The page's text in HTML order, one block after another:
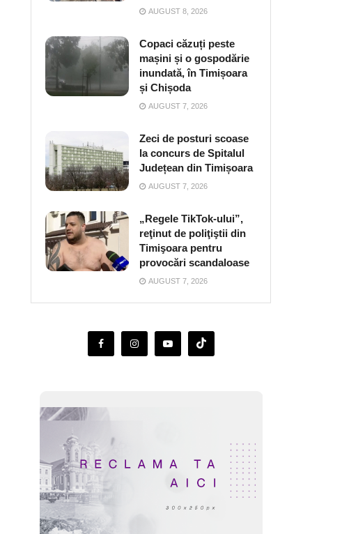
AUGUST 8, 2026
Copaci căzuți peste
mașini și o gospodărie
inundată, în Timișoara
și Chișoda
AUGUST 7, 2026
Zeci de posturi scoase
la concurs de Spitalul
Județean din Timișoara
AUGUST 7, 2026
„Regele TikTok-ului”,
reţinut de poliţiştii din
Timişoara pentru
provocări scandaloase
AUGUST 7, 2026